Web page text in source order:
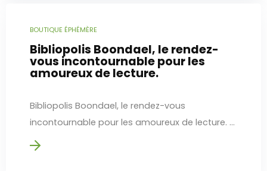
BOUTIQUE ÉPHÉMÈRE
Bibliopolis Boondael, le rendez-
vous incontournable pour les
amoureux de lecture.
Bibliopolis Boondael, le rendez-vous
incontournable pour les amoureux de lecture. ...